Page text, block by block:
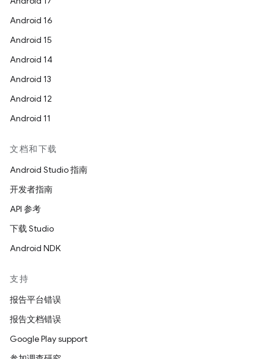
Android 16
Android 15
Android 14
Android 13
Android 12
Android 11
文档和下载
Android Studio 指南
开发者指南
API 参考
下载 Studio
Android NDK
支持
报告平台错误
报告文档错误
Google Play support